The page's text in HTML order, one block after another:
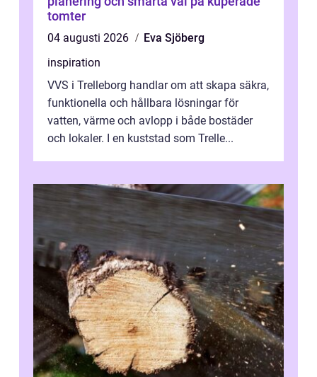
tomter
04 augusti 2026
Eva Sjöberg
inspiration
VVS i Trelleborg handlar om att skapa säkra,
funktionella och hållbara lösningar för
vatten, värme och avlopp i både bostäder
och lokaler. I en kuststad som Trelle...